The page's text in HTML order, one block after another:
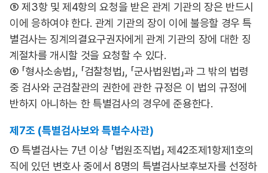
⑤ 제3항 및 제4항의 요청을 받은 관계 기관의 장은 반드시
이에 응하여야 한다. 관계 기관의 장이 이에 불응할 경우 특
별검사는 징계의결요구권자에게 관계 기관의 장에 대한 징
계절차를 개시할 것을 요청할 수 있다.
⑥ 「형사소송법」, 「검찰청법」, 「군사법원법」과 그 밖의 법령
중 검사와 군검찰관의 권한에 관한 규정은 이 법의 규정에
반하지 아니하는 한 특별검사의 경우에 준용한다.
제7조 (특별검사보와 특별수사관)
① 특별검사는 7년 이상 「법원조직법」 제42조제1항제1호의
직에 있던 변호사 중에서 8명의 특별검사보후보자를 선정하